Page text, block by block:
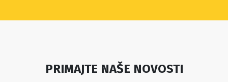
PRIMAJTE NAŠE NOVOSTI